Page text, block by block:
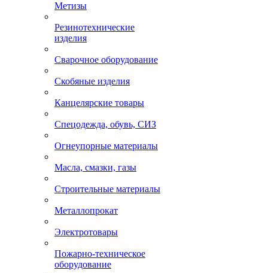
Метизы
Резинотехнические
изделия
Сварочное оборудование
Скобяные изделия
Канцелярские товары
Спецодежда, обувь, СИЗ
Огнеупорные материалы
Масла, смазки, газы
Строительные материалы
Металлопрокат
Электротовары
Пожарно-техническое
оборудование